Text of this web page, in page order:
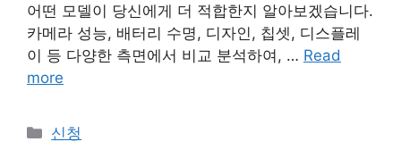
어떤 모델이 당신에게 더 적합한지 알아보겠습니다.
카메라 성능, 배터리 수명, 디자인, 칩셋, 디스플레
이 등 다양한 측면에서 비교 분석하여, … Read
more
Categories
신청